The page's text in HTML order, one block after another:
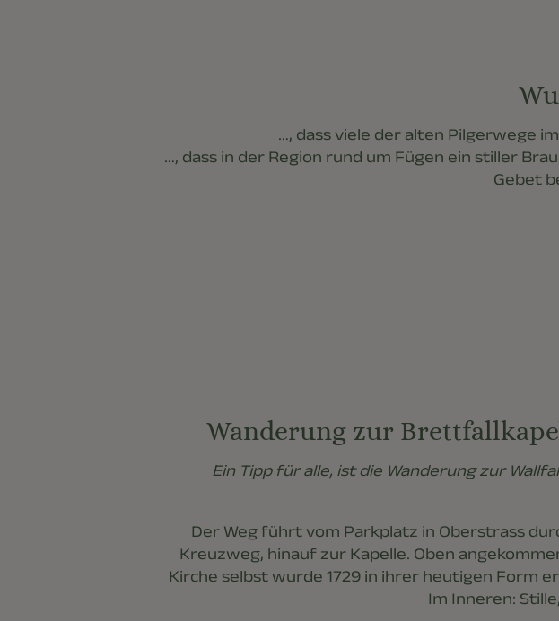
…, dass viele der alten Pilgerwege
…, dass in der Region rund um Fügen ein stiller
Gebet
Wanderung zur
Ein Tipp für alle, ist die Wanderung zur
Der Weg führt vom Parkplatz in Oberstrass
Kreuzweg, hinauf zur Kapelle. Oben
Kirche selbst wurde 1729 in ihrer heutigen Form
Im Inneren: